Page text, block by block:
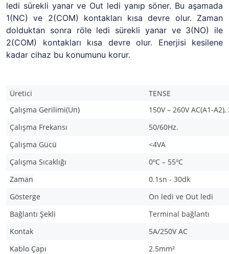
ledi sürekli yanar ve Out ledi yanıp söner. Bu aşamada
1(NC) ve 2(COM) kontakları kısa devre olur. Zaman
dolduktan sonra röle ledi sürekli yanar ve 3(NO) ile
2(COM) kontakları kısa devre olur. Enerjisi kesilene
kadar cihaz bu konumunu korur.
Üretici
TENSE
Çalışma Gerilimi(Un)
150V – 260V AC(A1-
Çalışma Frekansı
50/60Hz.
Çalışma Gücü
<4VA
Çalışma Sıcaklığı
0ºC – 55ºC
Zaman
0.1sn - 30dk
Gösterge
On ledi ve Out ledi
Bağlantı Şekli
Terminal bağlantı
Kontak
5A/250V AC
Kablo Çapı
2.5mm²